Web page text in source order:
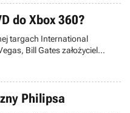
Zadanie to spocznie na
Cinemaware Marquee.
do Xbox 360?
targach International
Bill Gates założyciel
także te związane z Xbox
z których najbardziej
do sprzedaży
konsoli.
Philipsa